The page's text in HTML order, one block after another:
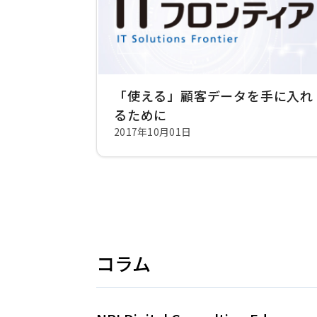
「使える」顧客データを手に入れ
るために
2017年10月01日
コラム